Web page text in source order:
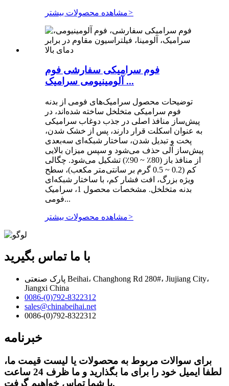
مشاهده محصولات بیشتر>
فوم سرامیکی سفارشی فوم
آلومینیومی سرامیک ...
توضیحات محصول سرامیک‌های فومی از بدنه
فوم سرامیکی متخلخل ساخته شده‌اند، در
پیش‌ساز منافذ اصلی در جذب دوغاب سرامیکی
به عنوان اسکلت قرار دارند، پس از خشک شدن،
پخت و تبدیل شدن، ساختار شبکه‌ای سه‌بعدی
پیش‌ساز آلی حذف می‌شود و سپس میزان بالایی
از منافذ باز (80٪ ~ 90٪) تشکیل می‌شود. چگالی
کم (0.2 ~ 0.5 گرم بر سانتی‌متر مکعب)، سطح
ویژه بزرگ، افت فشار کم، با ساختار شبکه‌ای
بدنه متخلخل. مشخصات محصول 1، سرامیک
فومی...
مشاهده محصولات بیشتر>
با ما تماس بگیرید
پارک صنعتی Beihai، Changhong Rd 280#، Jiujiang City،
Jiangxi China
0086-(0)792-8322312
sales@chinabeihai.net
0086-(0)792-8322312
خبرنامه
برای سوالات مربوط به محصولات یا لیست قیمت ما،
لطفا ایمیل خود را برای ما بگذارید و ما ظرف 24 ساعت
با شما تماس خواهیم گرفت.